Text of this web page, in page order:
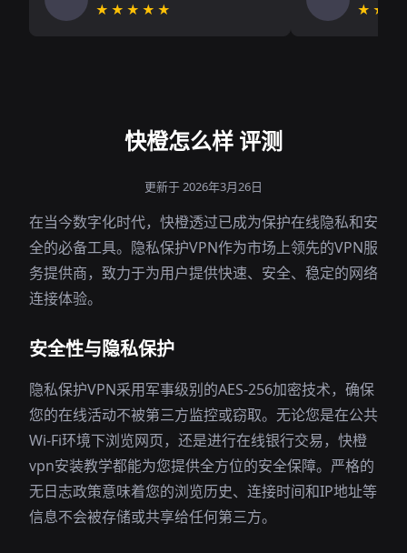
★★★★★
快橙怎么样 评测
更新于 2026年3月26日
在当今数字化时代，快橙透过已成为保护在线隐私和安
全的必备工具。隐私保护VPN作为市场上领先的VPN服
务提供商，致力于为用户提供快速、安全、稳定的网络
连接体验。
安全性与隐私保护
隐私保护VPN采用军事级别的AES-256加密技术，确保
您的在线活动不被第三方监控或窃取。无论您是在公共
Wi-Fi环境下浏览网页，还是进行在线银行交易，快橙
vpn安装教学都能为您提供全方位的安全保障。严格的
无日志政策意味着您的浏览历史、连接时间和IP地址等
信息不会被存储或共享给任何第三方。